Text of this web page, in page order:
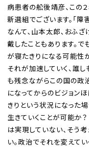
病患者の舩後靖彦、この
新選組でございます。「
なんて、山本太郎、おふ
戴したこともあります。で
が寝たきりになる可能性
それが加速していく、誰
も残念ながらこの国の政
になってからのビジョン
きりという状況になった
生きていくことが可能か
は実現していない、そう
い。政治でそれを変えて